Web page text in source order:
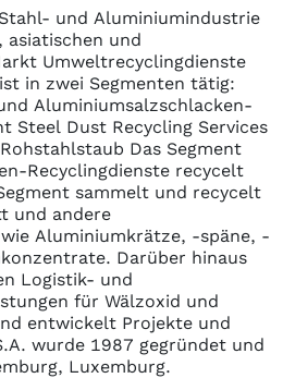
und Aluminiumindustrie
asiatischen und
Umweltrecyclingdienste
in zwei Segmenten tätig:
Aluminiumsalzschlacken-
Steel Dust Recycling Services
Das Segment
Recyclingdienste recycelt
sammelt und recycelt
und andere
Aluminiumkrätze, -späne, -
Darüber hinaus
Logistik- und
für Wälzoxid und
entwickelt Projekte und
wurde 1987 gegründet und
Luxemburg.